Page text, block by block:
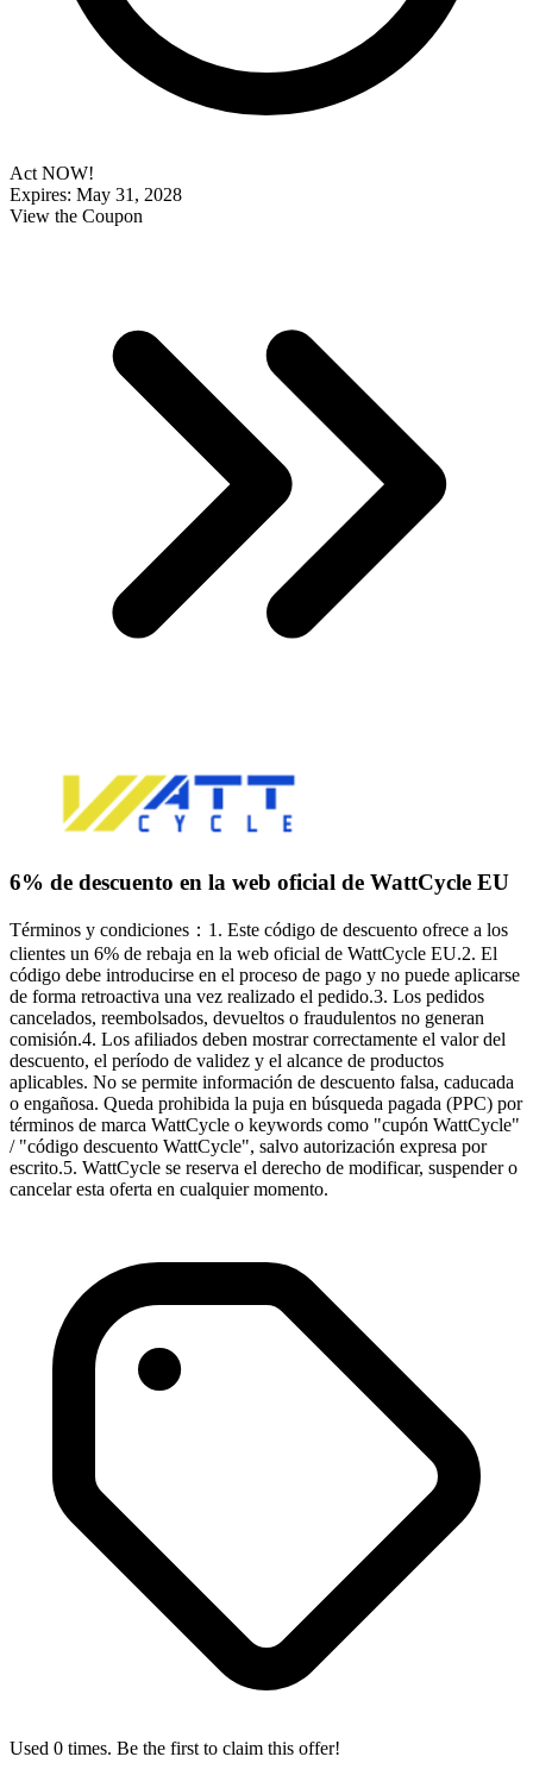
Act NOW!
Expires: May 31, 2028
View the Coupon
6% de descuento en la web oficial de WattCycle EU
Términos y condiciones：1. Este código de descuento ofrece a los
clientes un 6% de rebaja en la web oficial de WattCycle EU.2. El
código debe introducirse en el proceso de pago y no puede aplicarse
de forma retroactiva una vez realizado el pedido.3. Los pedidos
cancelados, reembolsados, devueltos o fraudulentos no generan
comisión.4. Los afiliados deben mostrar correctamente el valor del
descuento, el período de validez y el alcance de productos
aplicables. No se permite información de descuento falsa, caducada
o engañosa. Queda prohibida la puja en búsqueda pagada (PPC) por
términos de marca WattCycle o keywords como "cupón WattCycle"
/ "código descuento WattCycle", salvo autorización expresa por
escrito.5. WattCycle se reserva el derecho de modificar, suspender o
cancelar esta oferta en cualquier momento.
Used 0 times. Be the first to claim this offer!